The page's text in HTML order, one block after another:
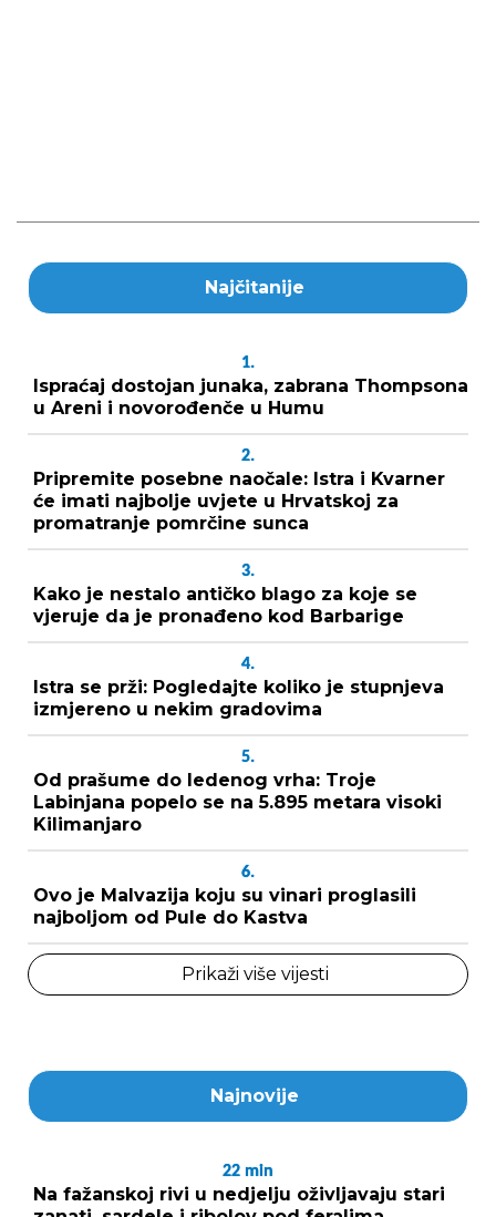
Najčitanije
1.
Ispraćaj dostojan junaka, zabrana Thompsona
u Areni i novorođenče u Humu
2.
Pripremite posebne naočale: Istra i Kvarner
će imati najbolje uvjete u Hrvatskoj za
promatranje pomrčine sunca
3.
Kako je nestalo antičko blago za koje se
vjeruje da je pronađeno kod Barbarige
4.
Istra se prži: Pogledajte koliko je stupnjeva
izmjereno u nekim gradovima
5.
Od prašume do ledenog vrha: Troje
Labinjana popelo se na 5.895 metara visoki
Kilimanjaro
6.
Ovo je Malvazija koju su vinari proglasili
najboljom od Pule do Kastva
Prikaži više vijesti
Najnovije
22 min
Na fažanskoj rivi u nedjelju oživljavaju stari